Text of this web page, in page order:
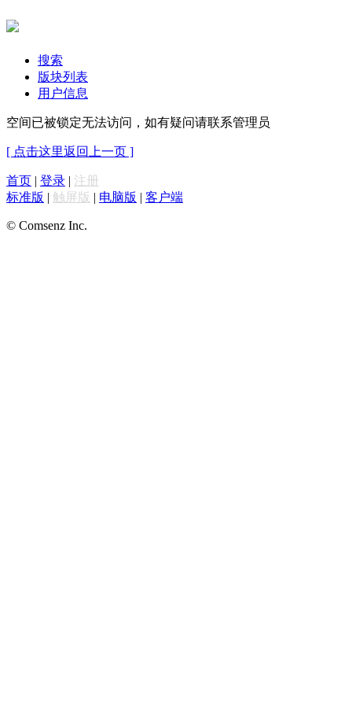
搜索
版块列表
用户信息
空间已被锁定无法访问，如有疑问请联系管理员
[ 点击这里返回上一页 ]
首页 | 登录 | 注册
标准版 | 触屏版 | 电脑版 | 客户端
© Comsenz Inc.